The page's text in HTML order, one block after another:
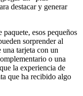
destacar y generar
esos pequeños
sorprender al
una tarjeta con un
o una
la experiencia de
que ha recibido algo